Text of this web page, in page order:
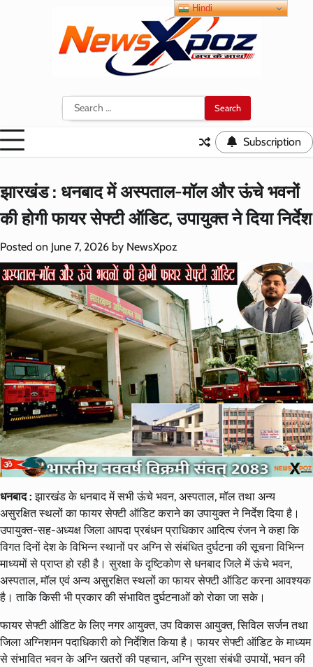
Search
for:
Subscription
झारखंड : धनबाद में अस्पताल-मॉल और ऊंचे भवनों
की होगी फायर सेफ्टी ऑडिट, उपायुक्त ने दिया निर्देश
Posted on June 7, 2026 by NewsXpoz
धनबाद :झारखंड के धनबाद में सभी ऊंचे भवन, अस्पताल, मॉल तथा अन्य
असुरक्षित स्थलों का फायर सेफ्टी ऑडिट कराने का उपायुक्त ने निर्देश दिया है।
उपायुक्त-सह-अध्यक्ष जिला आपदा प्रबंधन प्राधिकार आदित्य रंजन ने कहा कि
विगत दिनों देश के विभिन्न स्थानों पर अग्नि से संबंधित दुर्घटना की सूचना विभिन्न
माध्यमों से प्राप्त हो रही है। सुरक्षा के दृष्टिकोण से धनबाद जिले में ऊंचे भवन,
अस्पताल, मॉल एवं अन्य असुरक्षित स्थलों का फायर सेफ्टी ऑडिट करना आवश्यक
है। ताकि किसी भी प्रकार की संभावित दुर्घटनाओं को रोका जा सके।
फायर सेफ्टी ऑडिट के लिए नगर आयुक्त, उप विकास आयुक्त, सिविल सर्जन तथा
जिला अग्निशमन पदाधिकारी को निर्देशित किया है। फायर सेफ्टी ऑडिट के माध्यम
से संभावित भवन के अग्नि खतरों की पहचान, अग्नि सुरक्षा संबंधी उपायों, भवन की
Hindi